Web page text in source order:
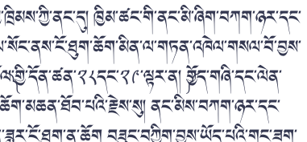
ཁྱིམ་ཚང་གི་ནང་མི་ཞིག་བཀག་ཉར་དང་
༼གྱོད་གཞི་དང་ལེན་
ནང་མིས་བཀག་ཉར་དང་